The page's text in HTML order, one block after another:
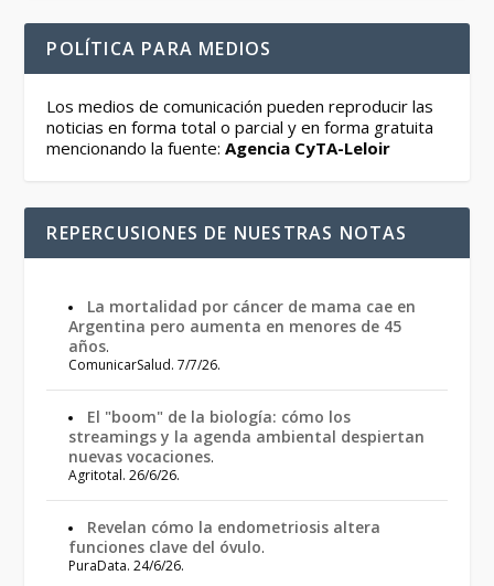
POLÍTICA PARA MEDIOS
Los medios de comunicación pueden reproducir las
noticias en forma total o parcial y en forma gratuita
mencionando la fuente:Agencia CyTA-Leloir
REPERCUSIONES DE NUESTRAS NOTAS
La mortalidad por cáncer de mama cae en
Argentina pero aumenta en menores de 45
años.
ComunicarSalud. 7/7/26.
El "boom" de la biología: cómo los
streamings y la agenda ambiental despiertan
nuevas vocaciones.
Agritotal. 26/6/26.
Revelan cómo la endometriosis altera
funciones clave del óvulo.
PuraData. 24/6/26.